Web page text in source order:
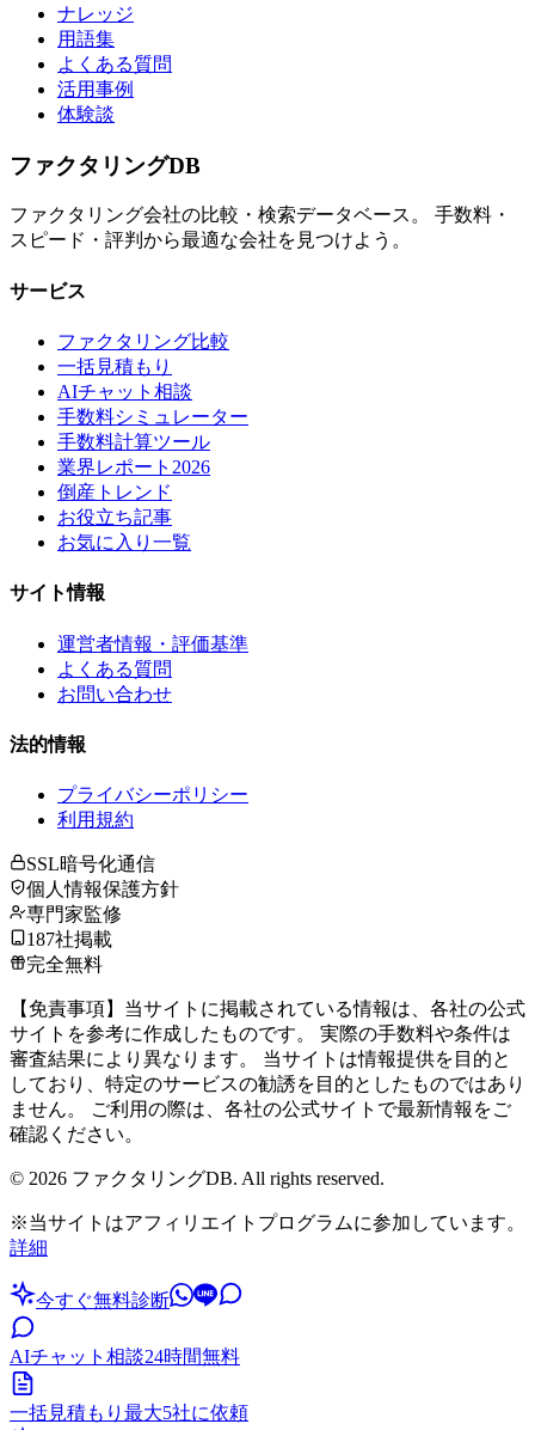
ナレッジ
用語集
よくある質問
活用事例
体験談
ファクタリングDB
ファクタリング会社の比較・検索データベース。 手数料・
スピード・評判から最適な会社を見つけよう。
サービス
ファクタリング比較
一括見積もり
AIチャット相談
手数料シミュレーター
手数料計算ツール
業界レポート2026
倒産トレンド
お役立ち記事
お気に入り一覧
サイト情報
運営者情報・評価基準
よくある質問
お問い合わせ
法的情報
プライバシーポリシー
利用規約
SSL暗号化通信
個人情報保護方針
専門家監修
187社掲載
完全無料
【免責事項】当サイトに掲載されている情報は、各社の公式
サイトを参考に作成したものです。 実際の手数料や条件は
審査結果により異なります。 当サイトは情報提供を目的と
しており、特定のサービスの勧誘を目的としたものではあり
ません。 ご利用の際は、各社の公式サイトで最新情報をご
確認ください。
© 2026 ファクタリングDB. All rights reserved.
※当サイトはアフィリエイトプログラムに参加しています。
詳細
今すぐ無料診断
AIチャット相談24時間無料
一括見積もり 最大5社に依頼